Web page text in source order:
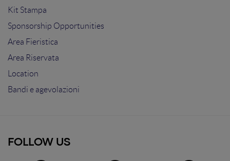
Kit Stampa
Sponsorship Opportunities
Area Fieristica
Area Riservata
Location
Bandi e agevolazioni
FOLLOW US